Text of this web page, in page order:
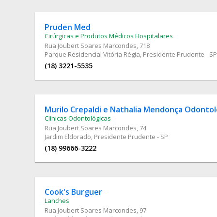
Pruden Med
Cirúrgicas e Produtos Médicos Hospitalares
Rua Joubert Soares Marcondes, 718
Parque Residencial Vitória Régia, Presidente Prudente - SP
(18) 3221-5535
Murilo Crepaldi e Nathalia Mendonça
Clínicas Odontológicas
Rua Joubert Soares Marcondes, 74
Jardim Eldorado, Presidente Prudente - SP
(18) 99666-3222
Cook's Burguer
Lanches
Rua Joubert Soares Marcondes, 97